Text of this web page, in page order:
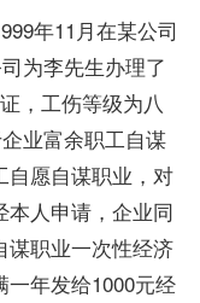
年11月在某公司
为李先生办理了
，工伤等级为八
业富余职工自谋
自愿自谋职业，对
人申请，企业同
谋职业一次性经济
年发给1000元经